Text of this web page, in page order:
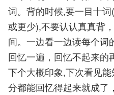
词。背的时候,要一目十
或更少),不要认认真真背
间。一边看一边读每个词
回忆一遍，回忆不起来的
下个大概印象,下次看见
分都能回忆得起来就成了